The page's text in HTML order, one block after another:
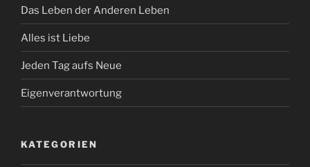
Das Leben der Anderen Leben
Alles ist Liebe
Jeden Tag aufs Neue
Eigenverantwortung
KATEGORIEN